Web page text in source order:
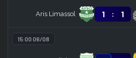
Aris Limassol 1 : 1
15:00 06/08